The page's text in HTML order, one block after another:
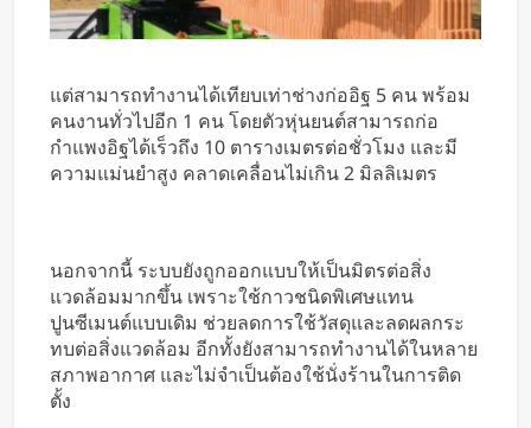
แต่สามารถทำงานได้เทียบเท่าช่างก่ออิฐ 5 คน พร้อม
คนงานทั่วไปอีก 1 คน โดยตัวหุ่นยนต์สามารถก่อ
กำแพงอิฐได้เร็วถึง 10 ตารางเมตรต่อชั่วโมง และมี
ความแม่นยำสูง คลาดเคลื่อนไม่เกิน 2 มิลลิเมตร
นอกจากนี้ ระบบยังถูกออกแบบให้เป็นมิตรต่อสิ่ง
แวดล้อมมากขึ้น เพราะใช้กาวชนิดพิเศษแทน
ปูนซีเมนต์แบบเดิม ช่วยลดการใช้วัสดุและลดผลกระ
ทบต่อสิ่งแวดล้อม อีกทั้งยังสามารถทำงานได้ในหลาย
สภาพอากาศ และไม่จำเป็นต้องใช้นั่งร้านในการติด
ตั้ง